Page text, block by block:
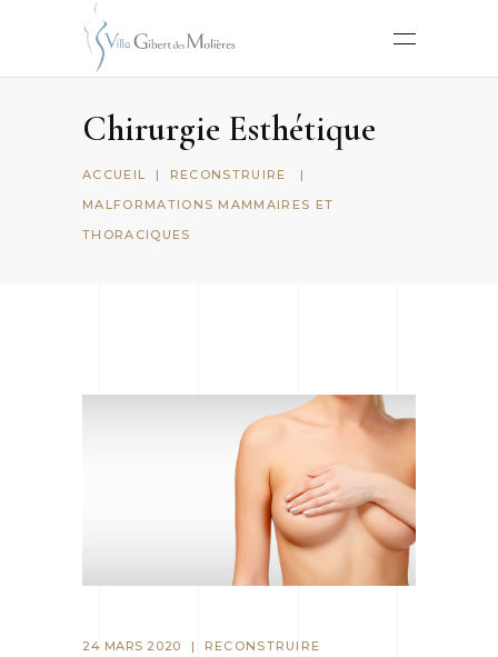
Chirurgie Esthétique
ACCUEIL | RECONSTRUIRE
|
MALFORMATIONS MAMMAIRES ET
THORACIQUES
24 MARS 2020 RECONSTRUIRE